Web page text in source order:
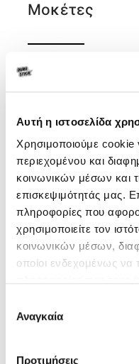
Αυτή η ιστοσελίδα
Χρησιμοποιούμε cookie
περιεχομένου και
κοινωνικών μέσων και
επισκεψιμότητάς μας.
πληροφορίες που
χρησιμοποιείτε τον
κοινωνικών μέσων,
οποίοι ενδεχομένως να
των υπηρεσιών τους.
συγκατάθεσης
Αναγκαία
Προτιμήσεις
Μοκέτες